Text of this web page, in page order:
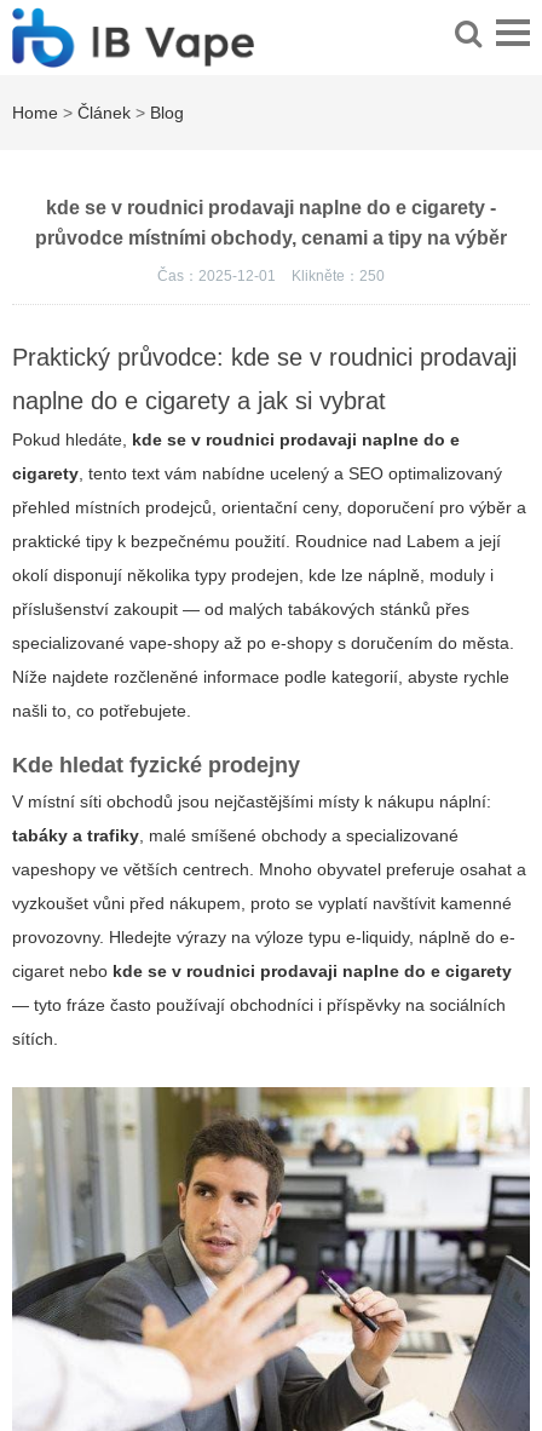
Home > Článek > Blog
kde se v roudnici prodavaji naplne do e cigarety -
průvodce místními obchody, cenami a tipy na výběr
Čas：2025-12-01 Klikněte： 250
Praktický průvodce: kde se v roudnici prodavaji
naplne do e cigarety a jak si vybrat
Pokud hledáte, kde se v roudnici prodavaji naplne do e
cigarety, tento text vám nabídne ucelený a SEO optimalizovaný
přehled místních prodejců, orientační ceny, doporučení pro výběr a
praktické tipy k bezpečnému použití. Roudnice nad Labem a její
okolí disponují několika typy prodejen, kde lze náplně, moduly i
příslušenství zakoupit — od malých tabákových stánků přes
specializované vape-shopy až po e-shopy s doručením do města.
Níže najdete rozčleněné informace podle kategorií, abyste rychle
našli to, co potřebujete.
Kde hledat fyzické prodejny
V místní síti obchodů jsou nejčastějšími místy k nákupu náplní:
tabáky a trafiky, malé smíšené obchody a specializované
vapeshopy ve větších centrech. Mnoho obyvatel preferuje osahat a
vyzkoušet vůni před nákupem, proto se vyplatí navštívit kamenné
provozovny. Hledejte výrazy na výloze typu e-liquidy, náplně do e-
cigaret nebo kde se v roudnici prodavaji naplne do e cigarety
— tyto fráze často používají obchodníci i příspěvky na sociálních
sítích.